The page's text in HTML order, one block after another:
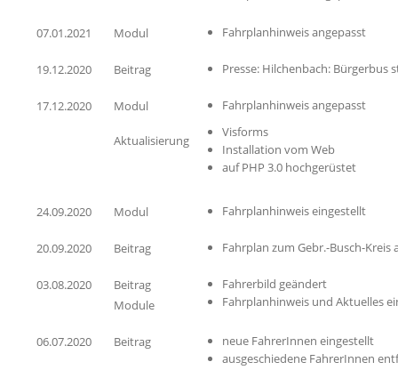
07.01.2021 Modul Fahrplanhinweis angepasst
19.12.2020 Beitrag Presse: Hilchenbach: Bürgerbus
17.12.2020 Modul
Aktualisierung
Fahrplanhinweis angepasst
Visforms
Installation vom Web
auf PHP 3.0 hochgerüstet
24.09.2020 Modul Fahrplanhinweis eingestellt
20.09.2020 Beitrag Fahrplan zum Gebr.-Busch-Kreis
03.08.2020
Beitrag
Module
Fahrerbild geändert
Fahrplanhinweis und Aktuelles
06.07.2020 Beitrag
neue FahrerInnen eingestellt
ausgeschiedene FahrerInnen